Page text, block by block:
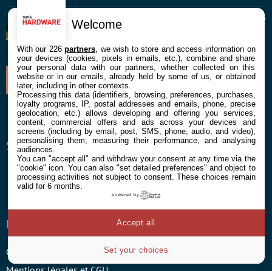
SUIVEZ-NOUS
FacebookTwitter YoutubeRSS Newsletter
ENTREPRISE
Confidentialité et Cookies
À PROPOS
Contact
05/08 Bon plan aspirateur robot : le Roborock Qrevo Curv
remise sur Amazon !
05/08 Panne Claude : le chatbot subit de grosses
perturbations
Welcome
With our 226partners , we wish to store and access information on
your devices (cookies, pixels in emails, etc.), combine and share
your personal data with our partners, whether collected on this
website or in our emails, already held by some of us, or obtained
later, including in other contexts.
Processing this data (identifiers, browsing, preferences, purchases,
loyalty programs, IP, postal addresses and emails, phone, precise
geolocation, etc.) allows developing and offering you services,
content, commercial offers and ads across your devices and
screens (including by email, post, SMS, phone, audio, and video),
personalising them, measuring their performance, and analysing
audiences.
You can "accept all" and withdraw your consent at any time via the
"cookie" icon. You can also "set detailed preferences" and object to
processing activities not subject to consent. These choices remain
valid for 6 months.
powered by
Set your choices
Accept all